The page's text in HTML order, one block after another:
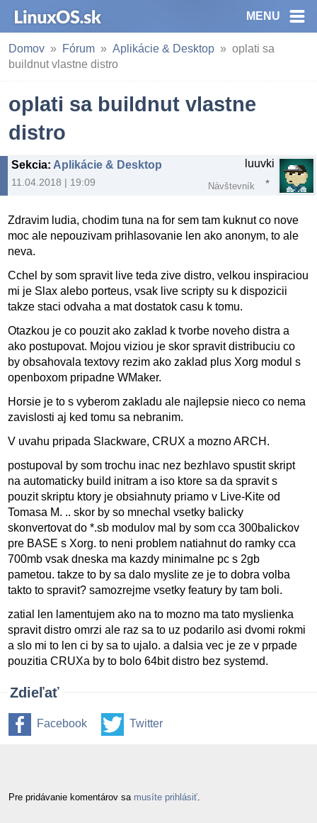
MENU
Domov Fórum Aplikácie & Desktop
oplati sa
buildnut vlastne distro
oplati sa buildnut vlastne
distro
Sekcia: Aplikácie & Desktop
11.04.2018 | 19:09
luuvki
Návštevník
Zdravim ludia, chodim tuna na for sem tam kuknut co nove
moc ale nepouzivam prihlasovanie len ako anonym, to ale
neva.
Cchel by som spravit live teda zive distro, velkou inspiraciou
mi je Slax alebo porteus, vsak live scripty su k dispozicii
takze staci odvaha a mat dostatok casu k tomu.
Otazkou je co pouzit ako zaklad k tvorbe noveho distra a
ako postupovat. Mojou viziou je skor spravit distribuciu co
by obsahovala textovy rezim ako zaklad plus Xorg modul s
openboxom pripadne WMaker.
Horsie je to s vyberom zakladu ale najlepsie nieco co nema
zavislosti aj ked tomu sa nebranim.
V uvahu pripada Slackware, CRUX a mozno ARCH.
postupoval by som trochu inac nez bezhlavo spustit skript
na automaticky build initram a iso ktore sa da spravit s
pouzit skriptu ktory je obsiahnuty priamo v Live-Kite od
Tomasa M. .. skor by so mnechal vsetky balicky
skonvertovat do *.sb modulov mal by som cca 300balickov
pre BASE s Xorg. to neni problem natiahnut do ramky cca
700mb vsak dneska ma kazdy minimalne pc s 2gb
pametou. takze to by sa dalo myslite ze je to dobra volba
takto to spravit? samozrejme vsetky featury by tam boli.
zatial len lamentujem ako na to mozno ma tato myslienka
spravit distro omrzi ale raz sa to uz podarilo asi dvomi rokmi
a slo mi to len ci by sa to ujalo. a dalsia vec je ze v prpade
pouzitia CRUXa by to bolo 64bit distro bez systemd.
Zdieľať
Facebook Twitter
Pre pridávanie komentárov sa musíte prihlásiť